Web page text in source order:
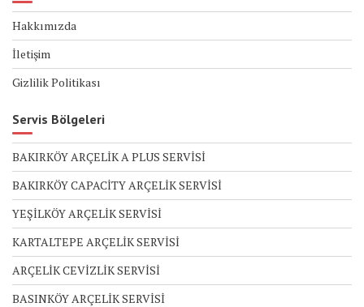
Hakkımızda
İletişim
Gizlilik Politikası
Servis Bölgeleri
BAKIRKÖY ARÇELİK A PLUS SERVİSİ
BAKIRKÖY CAPACİTY ARÇELİK SERVİSİ
YEŞİLKÖY ARÇELİK SERVİSİ
KARTALTEPE ARÇELİK SERVİSİ
ARÇELİK CEVİZLİK SERVİSİ
BASINKÖY ARÇELİK SERVİSİ